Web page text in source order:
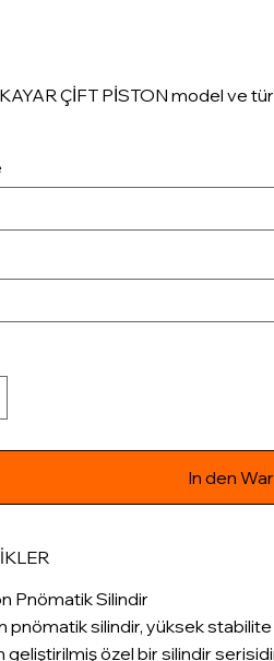
ÇİFT PİSTON model ve
In den
Pnömatik Silindir
pnömatik silindir, yüksek
geliştirilmiş özel bir silindir